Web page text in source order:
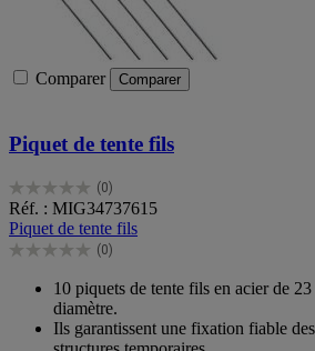
Comparer Comparer
Piquet de tente fils
(0)
0.0
sur
5
étoiles.
Réf. : MIG34737615
Piquet de tente fils
(0)
0.0
étoiles.
10 piquets de tente fils en acier de
diamètre.
Ils garantissent une fixation fiable